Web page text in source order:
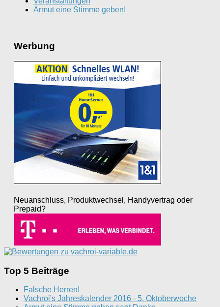
Armut eine Stimme geben!
Werbung
Neuanschluss, Produktwechsel, Handyvertrag oder
Prepaid?
Top 5 Beiträge
Falsche Herren!
Vachroi's Jahreskalender 2016 - 5. Oktoberwoche